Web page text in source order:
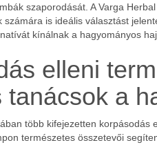
szaporodását. A Varga
számára is ideális választást
kínálnak a hagyományos
elleni
tanácsok a
több kifejezetten
természetes összetevői